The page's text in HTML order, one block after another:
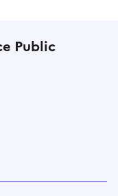
Public